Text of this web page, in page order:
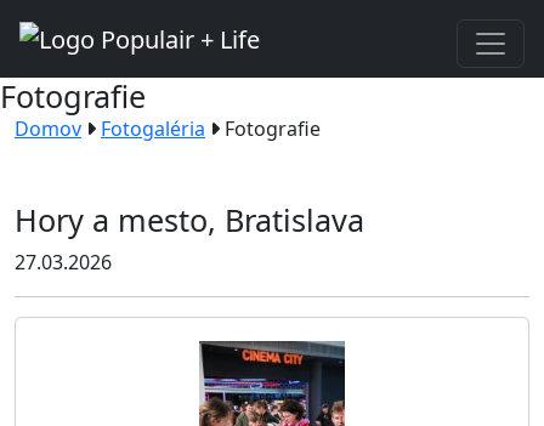
Fotografie
Domov Fotogaléria Fotografie
Hory a mesto, Bratislava
27.03.2026